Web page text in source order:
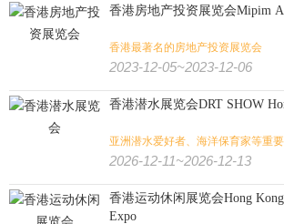
香港房地产投资展览会Mipim
香港最著名的房地产投资展览会
2023-12-05~2023-12-06
香港潜水展览会DRT SHOW
亚洲潜水爱好者、海洋保育家等重
2026-12-11~2026-12-13
香港运动休闲展览会Hong Kong
Expo